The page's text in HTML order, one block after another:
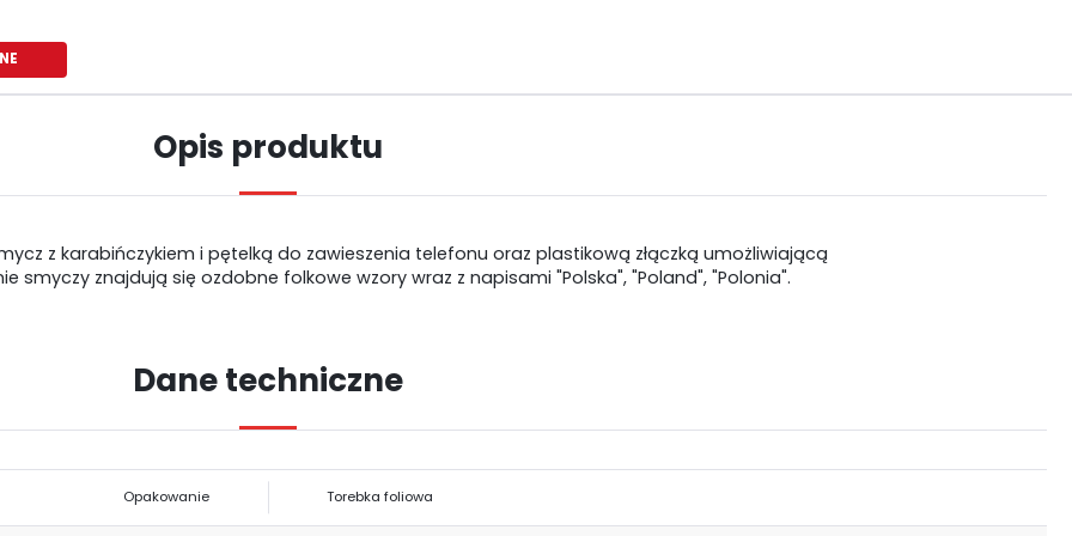
Opis produktu
z karabińczykiem i pętelką do zawieszenia telefonu oraz plastikową złączką umożliwiającą
smyczy znajdują się ozdobne folkowe wzory wraz z napisami "Polska", "Poland", "Polonia".
Dane techniczne
Opakowanie Torebka foliowa
Szanujemy Twoją prywatność. Możesz zmienić ustawienia cookies lub
zaakceptować je wszystkie. W dowolnym momencie możesz dokonać zmiany
USTAWIENIA REGIONALNE